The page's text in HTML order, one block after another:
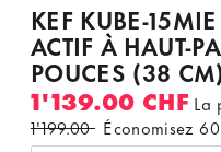
KEF KUBE-
ACTIF À HAUT-
POUCES (38
1'139.00 CHF La
1'199.00 Économisez